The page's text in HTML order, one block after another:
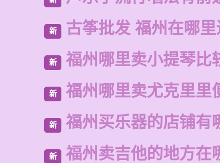
新 古筝批发 福州在哪
新 福州哪里卖小提琴比
新 福州哪里卖尤克里里
新 福州买乐器的店铺有
新 福州卖吉他的地方在